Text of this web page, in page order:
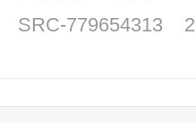
SRC-779654313